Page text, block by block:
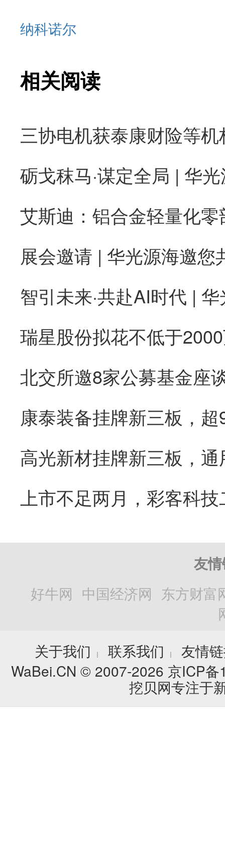
纳科诺尔
相关阅读
砺戈秣马·谋定全局 | 华
康泰装备挂牌新三板，
友
好牛网 中国经济网 东方财富
关于我们
┊ 联系我们 ┊
友情
WaBei.CN © 2007-2026 京ICP
挖贝网专注于